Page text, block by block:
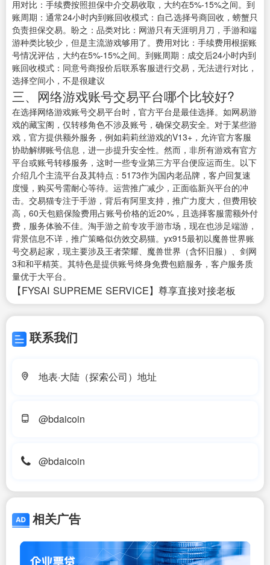
用对比：手续费按照担保中介交易收取，大约在5%-15%之间。到
账周期：通常24小时内到账回收模式：自己选择号商回收，螃蟹只
负责担保交易。盼之：品类对比：网游只有天涯明月刀，手游和端
游种类比较少，但是主流游戏够用了。费用对比：手续费用根据账
号情况评估，大约在5%-15%之间。到账周期：成交后24小时内到
账回收模式：同意号商报价后联系客服进行交易，无法进行对比，
选择空间小，不是很建议
三、网络游戏账号交易平台哪个比较好?
在选择网络游戏账号交易平台时，官方平台是最佳选择。如网易游
戏的藏宝阁，仅转移角色不涉及账号，确保交易安全。对于某些游
戏，官方提供额外服务，例如莉莉丝游戏的V13+，允许官方客服
协助解绑账号信息，进一步提升安全性。然而，非所有游戏有官方
平台或账号转移服务，这时一些专业第三方平台便应运而生。以下
介绍几个主流平台及其特点：5173作为国内老品牌，客户回复速
度慢，购买号需耐心等待。运营推广减少，正面临新兴平台的冲
击。交易猫专注于手游，背后有阿里支持，推广力度大，但费用较
高，60天包赔保险费用占账号价格的近20%，且选择客服需额外付
费，服务体验不佳。淘手游之前专攻手游市场，现在也涉足端游，
背景信息不详，推广策略似仿效交易猫。yx915最初以魔兽世界账
号交易起家，现主要涉及王者荣耀、魔兽世界（含怀旧服）、剑网
3和和平精英。其特色是提供账号终身免费包赔服务，客户服务质
量优于大平台。
【FYSAI SUPREME SERVICE】尊享直接对接老板
联系我们
地表·大陆（探索公司）地址
@bdaicoin
@bdaicoin
相关广告